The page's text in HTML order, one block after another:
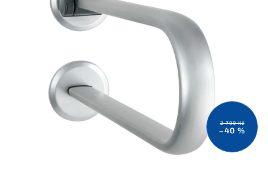
2 799 Kč
–40 %